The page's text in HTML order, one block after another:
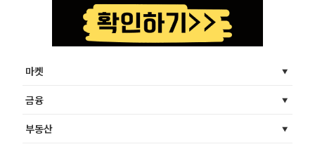
마켓
금융
부동산